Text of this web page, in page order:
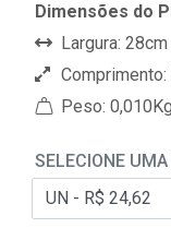
Dimensões do
Largura: 28cm
Comprimento:
Peso: 0,010Kg
SELECIONE